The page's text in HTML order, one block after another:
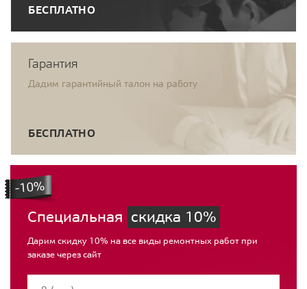
БЕСПЛАТНО
Гарантия
Дадим гарантийный талон на работу
БЕСПЛАТНО
Специальная скидка 10%
Дарим скидку 10% на все виды ремонтных работ при
заказе через сайт